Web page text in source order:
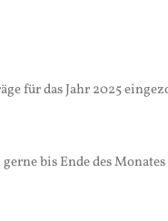
für das Jahr 2025
bis Ende des